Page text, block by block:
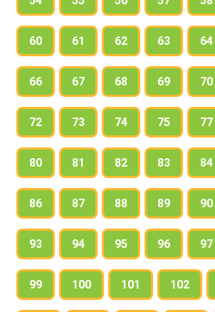
60 61 62 63 64
66 67 68 69 70
72 73 74 75 77
80 81 82 83 84
86 87 88 89 90
93 94 95 96 97
99 100 101 102